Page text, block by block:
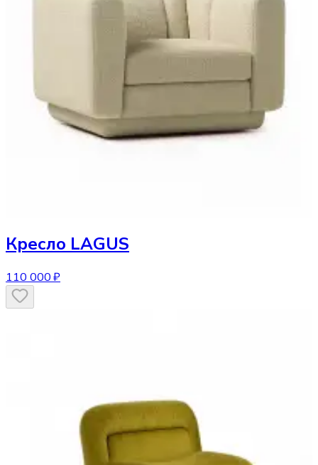
Кресло LAGUS
110 000 ₽